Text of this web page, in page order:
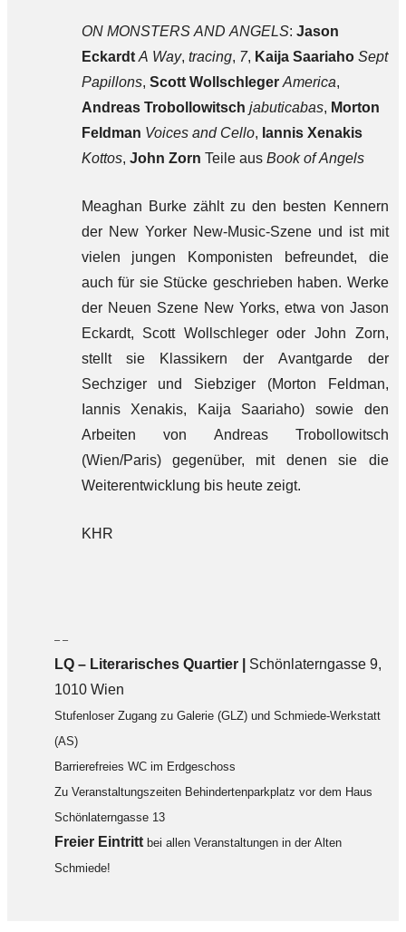
ON MONSTERS AND ANGELS: Jason
Eckardt A Way, tracing, 7, Kaija Saariaho Sept
Papillons, Scott Wollschleger America,
Andreas Trobollowitsch jabuticabas, Morton
Feldman Voices and Cello, Iannis Xenakis
Kottos, John Zorn Teile aus Book of Angels
Meaghan Burke zählt zu den besten Kennern
der New Yorker New-Music-Szene und ist mit
vielen jungen Komponisten befreundet, die
auch für sie Stücke geschrieben haben. Werke
der Neuen Szene New Yorks, etwa von Jason
Eckardt, Scott Wollschleger oder John Zorn,
stellt sie Klassikern der Avantgarde der
Sechziger und Siebziger (Morton Feldman,
Iannis Xenakis, Kaija Saariaho) sowie den
Arbeiten von Andreas Trobollowitsch
(Wien/Paris) gegenüber, mit denen sie die
Weiterentwicklung bis heute zeigt.
KHR
– –
LQ –Literarisches Quartier | Schönlaterngasse 9,
1010 Wien
Stufenloser Zugang zu Galerie (GLZ) und Schmiede-Werkstatt
(AS)
Barrierefreies WC im Erdgeschoss
Zu Veranstaltungszeiten Behindertenparkplatz vor dem Haus
Schönlaterngasse 13
Freier Eintritt bei allen Veranstaltungen in der Alten
Schmiede!